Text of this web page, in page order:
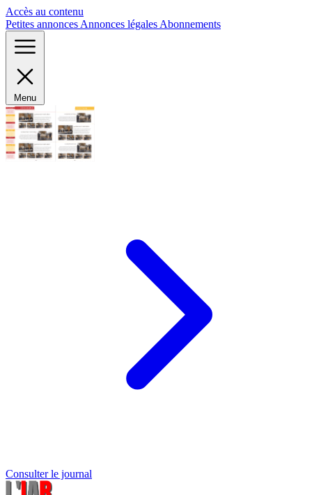
Accès au contenu
Petites annonces Annonces légales Abonnements
Menu
Consulter le journal
Panneau de gestion des cookies